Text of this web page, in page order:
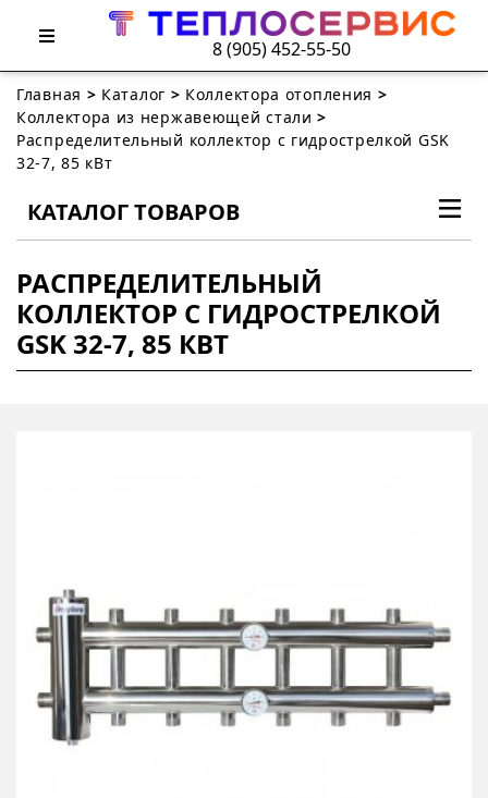
8 (905) 452-55-50
Главная > Каталог > Коллектора отопления >
Коллектора из нержавеющей стали >
Распределительный коллектор с гидрострелкой GSK
32-7, 85 кВт
КАТАЛОГ ТОВАРОВ
РАСПРЕДЕЛИТЕЛЬНЫЙ
КОЛЛЕКТОР С ГИДРОСТРЕЛКОЙ
GSK 32-7, 85 КВТ